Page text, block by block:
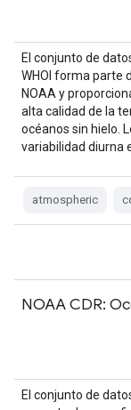
El conjunto de
WHOI forma parte
NOAA y
alta calidad de la
océanos sin hielo.
variabilidad diurna
atmospheric
NOAA CDR:
El conjunto de